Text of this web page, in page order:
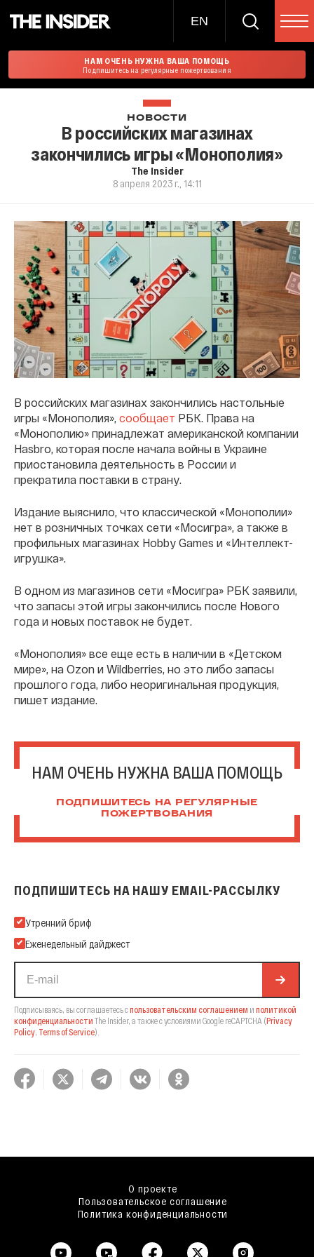
EN
НАМ ОЧЕНЬ НУЖНА ВАША ПОМОЩЬ
Подпишитесь на регулярные пожертвования
НОВОСТИ
В российских магазинах
закончились игры «Монополия»
The Insider
8 апреля 2023 г., 14:11
В российских магазинах закончились настольные
игры «Монополия», сообщает РБК. Права на
«Монополию» принадлежат американской компании
Hasbro, которая после начала войны в Украине
приостановила деятельность в России и
прекратила поставки в страну.
Издание выяснило, что классической «Монополии»
нет в розничных точках сети «Мосигра», а также в
профильных магазинах Hobby Games и «Интеллект-
игрушка».
В одном из магазинов сети «Мосигра» РБК заявили,
что запасы этой игры закончились после Нового
года и новых поставок не будет.
«Монополия» все еще есть в наличии в «Детском
мире», на Ozon и Wildberries, но это либо запасы
прошлого года, либо неоригинальная продукция,
пишет издание.
НАМ ОЧЕНЬ НУЖНА ВАША ПОМОЩЬ
ПОДПИШИТЕСЬ НА РЕГУЛЯРНЫЕ
ПОЖЕРТВОВАНИЯ
ПОДПИШИТЕСЬ НА НАШУ EMAIL-РАССЫЛКУ
Подпишитесь на нашу Email-рассылку
Утренний бриф
Еженедельный дайджест
Подписываясь, вы соглашаетесь спользовательским соглашением и политикой
конфиденциальности The Insider, а также с условиями Google reCAPTCHA (Privacy
Policy Terms of Service).
О проекте
Пользовательское соглашение
Политика конфиденциальности